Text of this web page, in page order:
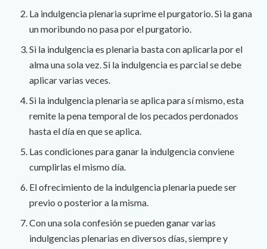
La indulgencia plenaria suprime el purgatorio. Si la gana
un moribundo no pasa por el purgatorio.
Si la indulgencia es plenaria basta con aplicarla por el
alma una sola vez. Si la indulgencia es parcial se debe
aplicar varias veces.
Si la indulgencia plenaria se aplica para sí mismo, esta
remite la pena temporal de los pecados perdonados
hasta el día en que se aplica.
Las condiciones para ganar la indulgencia conviene
cumplirlas el mismo día.
El ofrecimiento de la indulgencia plenaria puede ser
previo o posterior a la misma.
Con una sola confesión se pueden ganar varias
indulgencias plenarias en diversos días, siempre y